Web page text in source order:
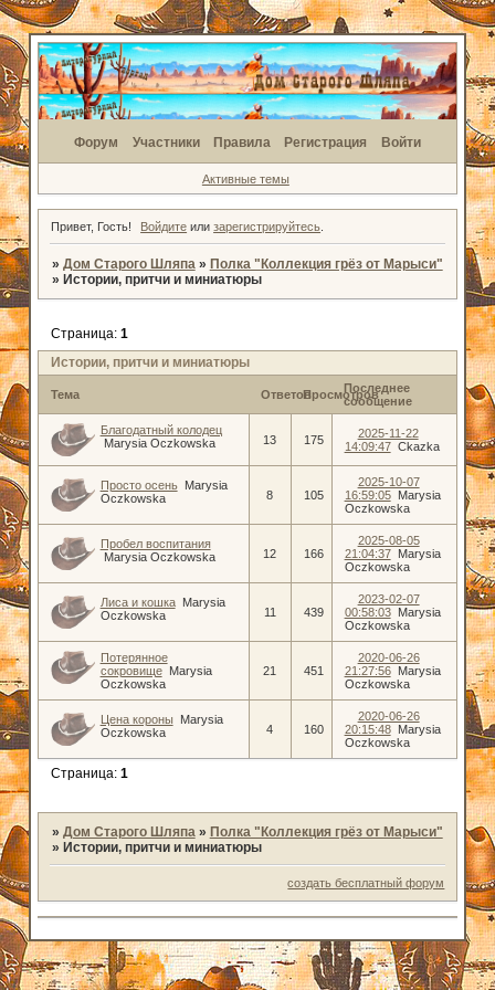
Форум Участники Правила Регистрация Войти
Активные темы
Привет, Гость! Войдите илизарегистрируйтесь
» Дом Старого Шляпа » Полка "Коллекция грёз от Марыси"
» Истории, притчи и миниатюры
Истории, притчи и миниатюры
Страница: 1
Тема ОтветовПросмотровПоследнее
сообщение
Благодатный колодец
Marysia Oczkowska
13 175
2025-11-22
14:09:47 Ckazka
Просто осень
Marysia
Oczkowska
8 105
2025-10-07
16:59:05
Marysia
Oczkowska
Пробел воспитания
Marysia Oczkowska
12 166
2025-08-05
21:04:37
Marysia
Oczkowska
Лиса и кошка
Marysia
Oczkowska
11 439
2023-02-07
00:58:03
Marysia
Oczkowska
Потерянное
сокровище
Marysia
Oczkowska
21 451
2020-06-26
21:27:56
Marysia
Oczkowska
Цена короны
Marysia
Oczkowska
4 160
2020-06-26
20:15:48
Marysia
Oczkowska
Страница: 1
» Дом Старого Шляпа » Полка "Коллекция грёз от Марыси"
» Истории, притчи и миниатюры
создать бесплатный форум